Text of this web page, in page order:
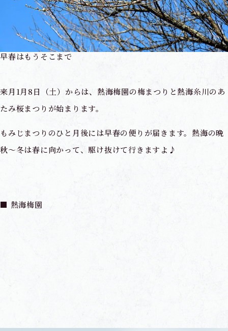
早春はもうそこまで
来月1月8日（土）からは、熱海梅園の梅まつりと熱海糸川のあ
たみ桜まつりが始まります。
もみじまつりのひと月後には早春の便りが届きます。熱海の晩
秋～冬は春に向かって、駆け抜けて行きますよ♪
■ 熱海梅園